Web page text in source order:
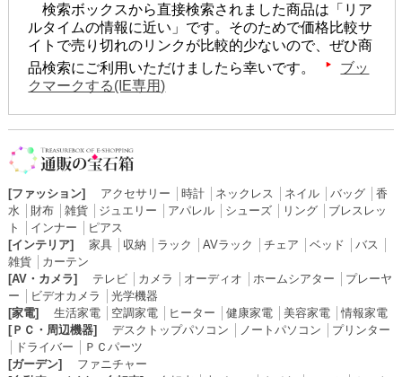
検索ボックスから直接検索されました商品は「リア
ルタイムの情報に近い」です。そのためで価格比較サ
イトで売り切れのリンクが比較的少ないので、ぜひ商
品検索にご利用いただけましたら幸いです。
ブッ
クマークする(IE専用)
[ファッション] アクセサリー 時計│ ネックレス ネイル│ バッグ│ 香
水
財布│ 雑貨│ ジュエリー アパレル│ シューズ│ リング│ ブレスレッ
ト
インナー
ピアス
[インテリア]
家具│ 収納 ラック AVラック チェア ベッド バス
雑貨│ カーテン
[AV・カメラ]
テレビ│ カメラ オーディオ ホームシアター
プレーヤ
ー
ビデオカメラ
光学機器
[家電]
生活家電│ 空調家電│ ヒーター 健康家電│ 美容家電│情報家電
[ＰＣ・周辺機器]
デスクトップパソコン ノートパソコン
プリンター
ドライバー
ＰＣパーツ
[ガーデン]
ファニチャー